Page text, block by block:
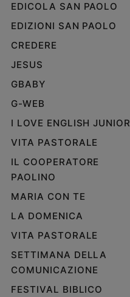
EDICOLA SAN PAOLO
EDIZIONI SAN PAOLO
CREDERE
JESUS
GBABY
G-WEB
I LOVE ENGLISH JUNIOR
VITA PASTORALE
IL COOPERATORE
PAOLINO
MARIA CON TE
LA DOMENICA
VITA PASTORALE
SETTIMANA DELLA
COMUNICAZIONE
FESTIVAL BIBLICO